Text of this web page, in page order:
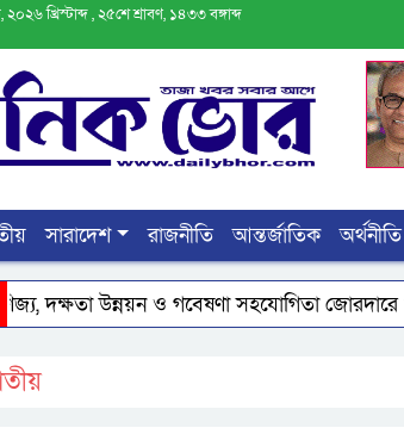
খ্রিস্টাব্দ , ২৫শে শ্রাবণ, ১৪৩৩ বঙ্গাব্দ
সারাদেশ রাজনীতি আন্তর্জাতিক অর্থনীতি
উন্নয়ন ও গবেষণা সহযোগিতা জোরদারে গুরুত্ব